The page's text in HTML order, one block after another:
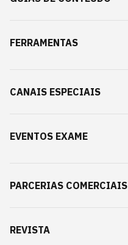
FERRAMENTAS
CANAIS ESPECIAIS
EVENTOS EXAME
PARCERIAS COMERCIAIS
REVISTA